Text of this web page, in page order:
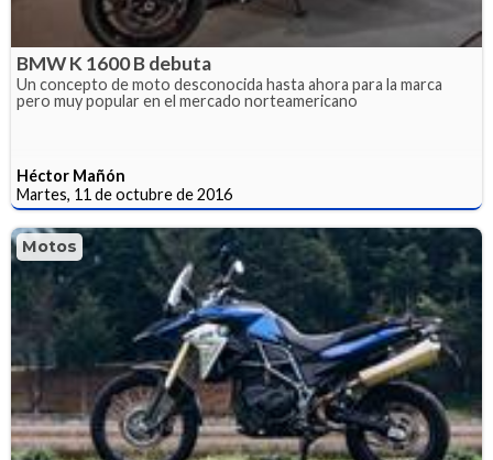
BMW K 1600 B debuta
Un concepto de moto desconocida hasta ahora para la marca
pero muy popular en el mercado norteamericano
Héctor Mañón
Martes, 11 de octubre de 2016
Motos